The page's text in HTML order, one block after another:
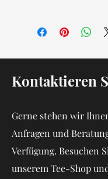
Apfelstücke, grüner Tee
Pfirsichstücke mit
natürliches
Aroma,
Kontaktieren
Gerne stehen wir
Anfragen und
Verfügung. Besuchen
unserem Tee-Shop